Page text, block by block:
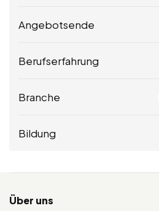
Angebotsende
Berufserfahrung
Branche
Bildung
Über uns